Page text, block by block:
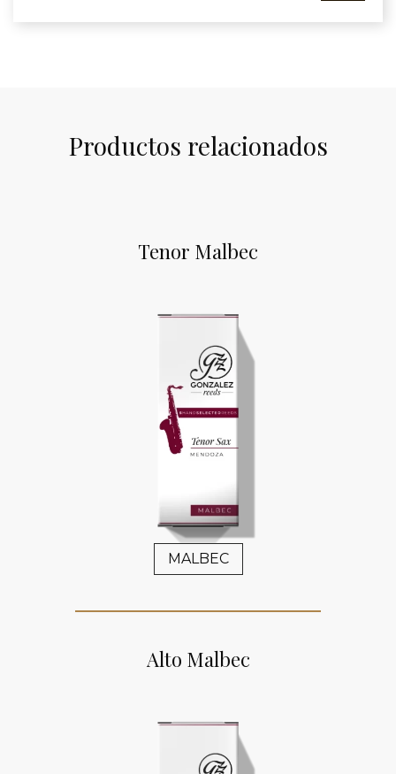
Productos relacionados
Tenor Malbec
MALBEC
Alto Malbec